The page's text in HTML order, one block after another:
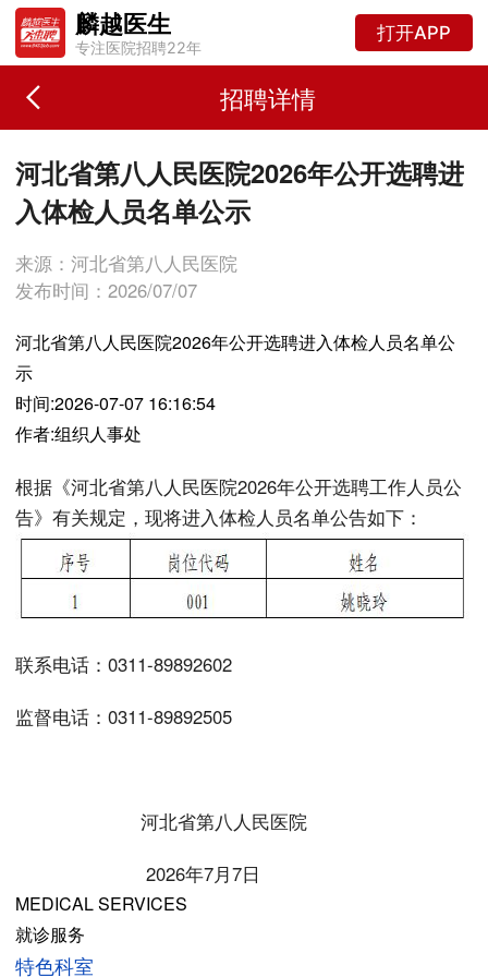
麟越医生
专注医院招聘22年
打开APP
招聘详情
河北省第八人民医院2026年公开选聘进
入体检人员名单公示
来源：河北省第八人民医院
发布时间：2026/07/07
河北省第八人民医院2026年公开选聘进入体检人员名单公
示
时间:2026-07-07 16:16:54
作者:组织人事处
根据《河北省第八人民医院2026年公开选聘工作人员公
告》有关规定，现将进入体检人员名单公告如下：
联系电话：0311-89892602
监督电话：0311-89892505
河北省第八人民医院
2026年7月7日
MEDICAL SERVICES
就诊服务
特色科室